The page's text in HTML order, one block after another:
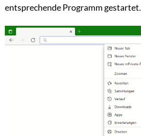
entsprechende Programm gestartet.